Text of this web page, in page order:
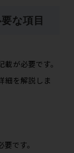
な項目
が必要です。
細を解説しま
です。